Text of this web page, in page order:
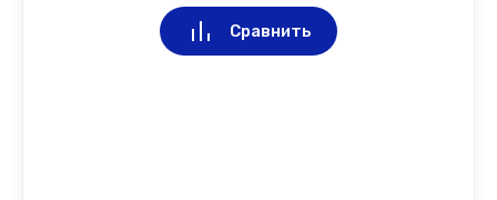
Сравнить